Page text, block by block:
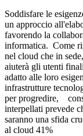
Soddisfare le
un approccio
favorendo la
informatica. Come
nel cloud che in
aiuterà gli utenti
adatto alle loro
infrastrutture
per progredire,
interpellati prevede
saranno una sfida
al cloud 41%